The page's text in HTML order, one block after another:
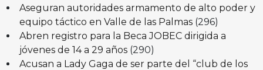
Aseguran autoridades armamento de alto poder y
equipo táctico en Valle de las Palmas (296)
Abren registro para la Beca JOBEC dirigida a
jóvenes de 14 a 29 años (290)
Acusan a Lady Gaga de ser parte del “club de los